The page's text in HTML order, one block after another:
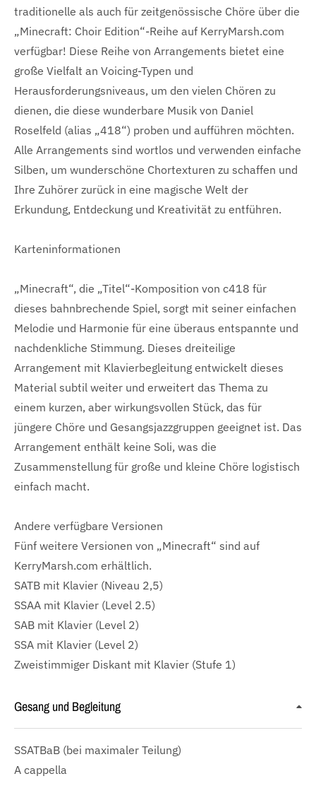
traditionelle als auch für zeitgenössische Chöre über die
„Minecraft: Choir Edition“-Reihe auf KerryMarsh.com
verfügbar! Diese Reihe von Arrangements bietet eine
große Vielfalt an Voicing-Typen und
Herausforderungsniveaus, um den vielen Chören zu
dienen, die diese wunderbare Musik von Daniel
Roselfeld (alias „418“) proben und aufführen möchten.
Alle Arrangements sind wortlos und verwenden einfache
Silben, um wunderschöne Chortexturen zu schaffen und
Ihre Zuhörer zurück in eine magische Welt der
Erkundung, Entdeckung und Kreativität zu entführen.
Karteninformationen
„Minecraft“, die „Titel“-Komposition von c418 für
dieses bahnbrechende Spiel, sorgt mit seiner einfachen
Melodie und Harmonie für eine überaus entspannte und
nachdenkliche Stimmung. Dieses dreiteilige
Arrangement mit Klavierbegleitung entwickelt dieses
Material subtil weiter und erweitert das Thema zu
einem kurzen, aber wirkungsvollen Stück, das für
jüngere Chöre und Gesangsjazzgruppen geeignet ist. Das
Arrangement enthält keine Soli, was die
Zusammenstellung für große und kleine Chöre logistisch
einfach macht.
Andere verfügbare Versionen
Fünf weitere Versionen von „Minecraft“ sind auf
KerryMarsh.com erhältlich.
SATB mit Klavier (Niveau 2,5)
SSAA mit Klavier (Level 2.5)
SAB mit Klavier (Level 2)
SSA mit Klavier (Level 2)
Zweistimmiger Diskant mit Klavier (Stufe 1)
Gesang und Begleitung
SSATBaB (bei maximaler Teilung)
A cappella